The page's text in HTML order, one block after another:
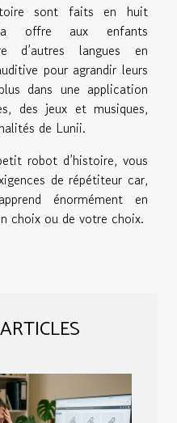
sont faits en huit
offre aux enfants
d’autres langues en
pour agrandir leurs
dans une application
des jeux et musiques,
de Lunii.
robot d’histoire, vous
de répétiteur car,
énormément en
choix ou de votre choix.